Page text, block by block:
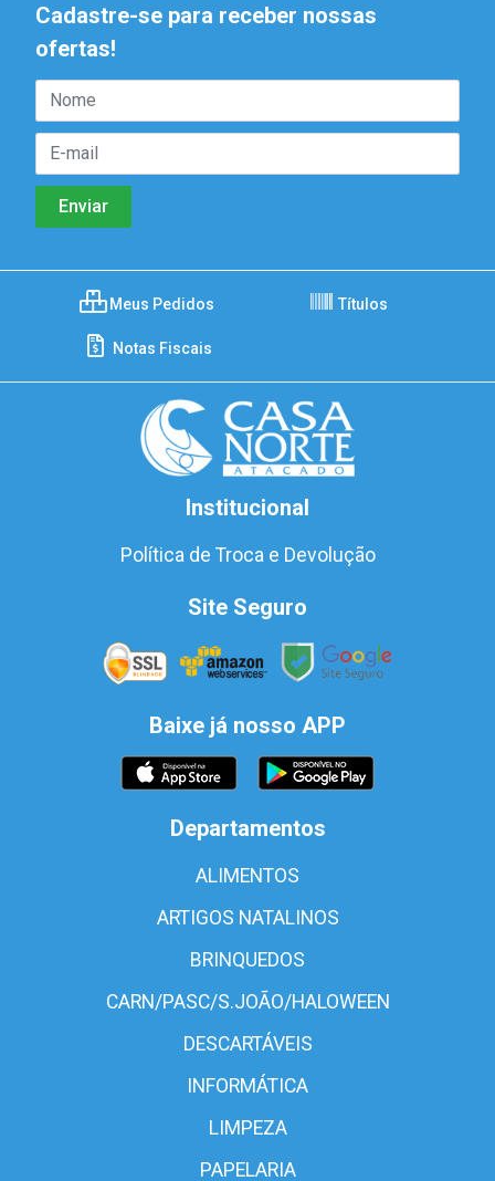
Cadastre-se para receber nossas
ofertas!
Meus Pedidos Títulos
Notas Fiscais
Institucional
Política de Troca e Devolução
Site Seguro
Baixe já nosso APP
Departamentos
ALIMENTOS
ARTIGOS NATALINOS
BRINQUEDOS
CARN/PASC/S.JOÃO/HALOWEEN
DESCARTÁVEIS
INFORMÁTICA
LIMPEZA
PAPELARIA